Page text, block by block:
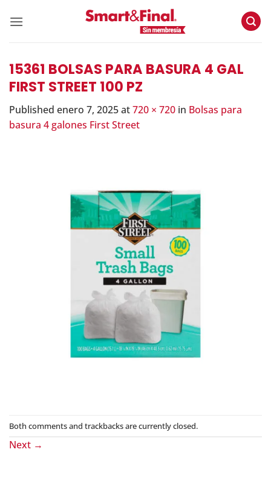
15361 BOLSAS PARA BASURA 4 GAL
FIRST STREET 100 PZ
Published enero 7, 2025at720 × 720 in Bolsas para
basura 4 galones First Street
Both comments and trackbacks are currently closed.
Next →